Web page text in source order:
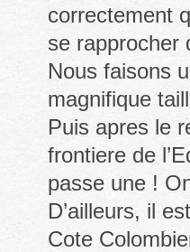
correctement
se rapprocher
Nous faisons
magnifique
Puis apres le
frontiere de
passe une !
D’ailleurs, il
Cote